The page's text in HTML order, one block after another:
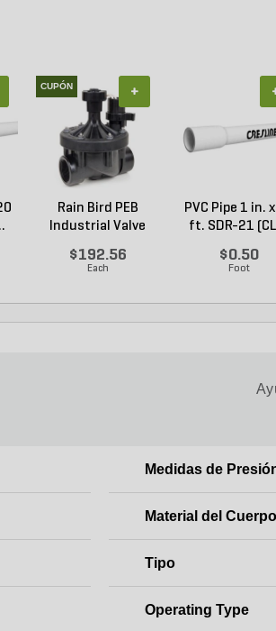
CUPÓN
Rain Bird PEB
Industrial Valve
$192.56
Each
+
PVC Pipe 1 in.
ft. SDR-21
$0.50
Foot
Medidas de
Material del Cuerpo
Tipo
Operating Type